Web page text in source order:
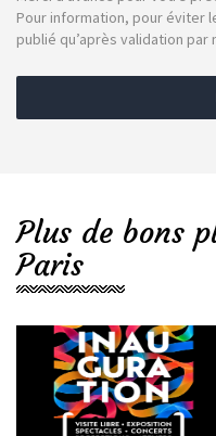
Pour information, pour éviter
publié qu’après validation par
Plus de bons
Paris